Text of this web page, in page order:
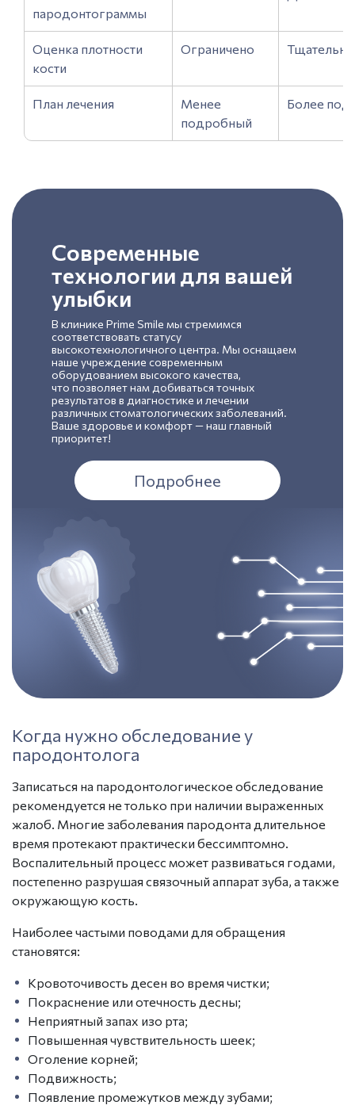
пародонтограммы
Оценка плотности
кости
Ограничено Тщательно
План лечения
Менее
подробный
Более
Современные
технологии для вашей
улыбки
В клинике Prime Smile мы стремимся
соответствовать статусу
высокотехнологичного центра. Мы оснащаем
наше учреждение современным
оборудованием высокого качества,
что позволяет нам добиваться точных
результатов в диагностике и лечении
различных стоматологических заболеваний.
Ваше здоровье и комфорт — наш главный
приоритет!
Подробнее
Когда нужно обследование у
пародонтолога
Записаться на пародонтологическое обследование
рекомендуется не только при наличии выраженных
жалоб. Многие заболевания пародонта длительное
время протекают практически бессимптомно.
Воспалительный процесс может развиваться годами,
постепенно разрушая связочный аппарат зуба, а также
окружающую кость.
Наиболее частыми поводами для обращения
становятся:
Кровоточивость десен во время чистки;
Покраснение или отечность десны;
Неприятный запах изо рта;
Повышенная чувствительность шеек;
Оголение корней;
Подвижность;
Появление промежутков между зубами;